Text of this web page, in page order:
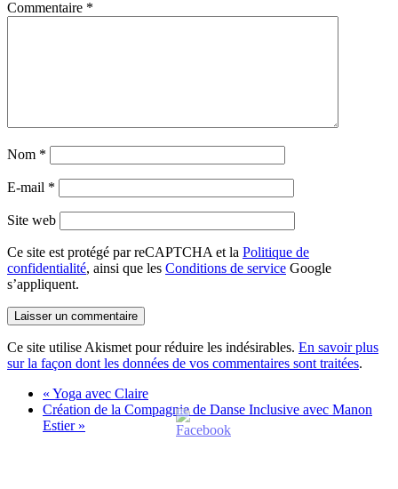
Commentaire *
Nom *
E-mail *
Site web
Ce site est protégé par reCAPTCHA et la Politique de
confidentialité, ainsi que les Conditions de service Google
s’appliquent.
Ce site utilise Akismet pour réduire les indésirables. En savoir plus
sur la façon dont les données de vos commentaires sont traitées.
« Yoga avec Claire
Création de la Compagnie de Danse Inclusive avec Manon
Estier »